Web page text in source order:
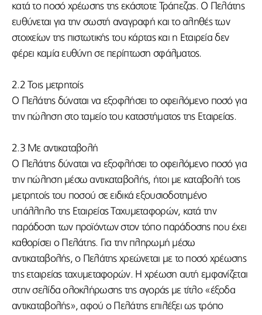
κατά το ποσό χρέωσης της εκάστοτε Τράπεζας. Ο Πελάτης
ευθύνεται για την σωστή αναγραφή και το αληθές των
στοιχείων της πιστωτικής του κάρτας και η Εταιρεία δεν
φέρει καμία ευθύνη σε περίπτωση σφάλματος.
2.2 Τοις μετρητοίς
Ο Πελάτης δύναται να εξοφλήσει το οφειλόμενο ποσό για
την πώληση στο ταμείο του καταστήματος της Εταιρείας.
2.3 Με αντικαταβολή
Ο Πελάτης δύναται να εξοφλήσει το οφειλόμενο ποσό για
την πώληση μέσω αντικαταβολής, ήτοι με καταβολή τοις
μετρητοίς του ποσού σε ειδικά εξουσιοδοτημένο
υπάλληλο της Εταιρείας Ταχυμεταφορών, κατά την
παράδοση των προϊόντων στον τόπο παράδοσης που έχει
καθορίσει ο Πελάτης. Για την πληρωμή μέσω
αντικαταβολής, ο Πελάτης χρεώνεται με το ποσό χρέωσης
της εταιρείας ταχυμεταφορών. Η χρέωση αυτή εμφανίζεται
στην σελίδα ολοκλήρωσης της αγοράς με τίτλο «έξοδα
αντικαταβολής», αφού ο Πελάτης επιλέξει ως τρόπο